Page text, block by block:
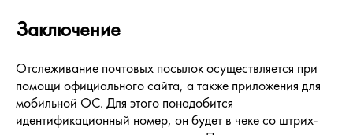
Заключение
Отслеживание почтовых посылок осуществляется при
помощи официального сайта, а также приложения для
мобильной ОС. Для этого понадобится
идентификационный номер, он будет в чеке со штрих-